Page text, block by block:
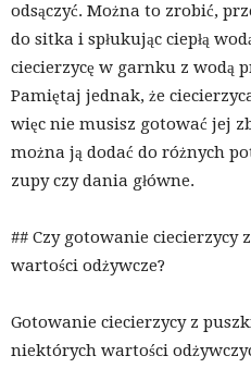
odsączyć. Można to zrobić,
do sitka i spłukując ciepłą
ciecierzycę w garnku z wodą
Pamiętaj jednak, że
więc nie musisz gotować jej
można ją dodać do różnych
zupy czy dania główne.
## Czy gotowanie ciecierzycy
wartości odżywcze?
Gotowanie ciecierzycy z
niektórych wartości